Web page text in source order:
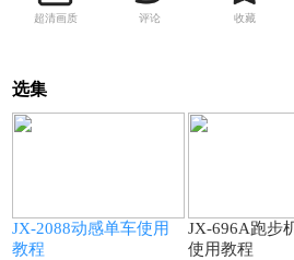
超清画质 评论 收藏
选集
JX-2088动感单车使用
教程
JX-696A跑步
使用教程